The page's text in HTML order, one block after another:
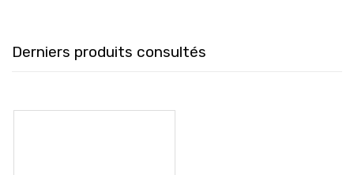
Derniers produits consultés